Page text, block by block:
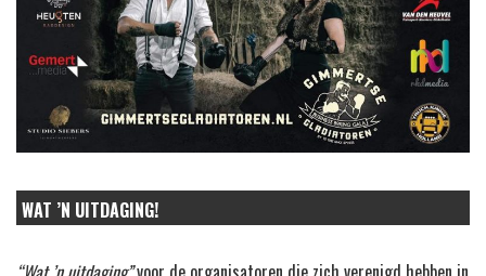
WAT ’N UITDAGING!